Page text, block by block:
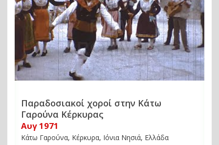
Παραδοσιακοί χοροί στην Κάτω
Γαρούνα Κέρκυρας
Αυγ 1971
Κάτω Γαρούνα, Κέρκυρα, Ιόνια Νησιά, Ελλάδα